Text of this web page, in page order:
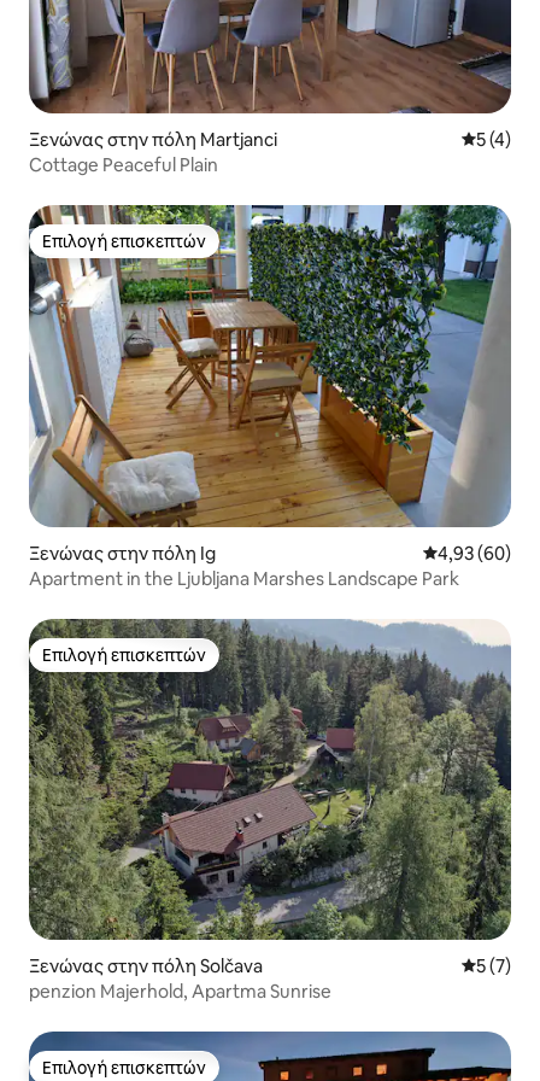
Ξενώνας στην πόλη Martjanci Μέση
5 (4)
Cottage Peaceful Plain
Επιλογή επισκεπτών
Επιλογή επισκεπτών
Ξενώνας στην πόλη Ig Μέση
4,93 (60)
Apartment in the Ljubljana Marshes Landscape Park
Επιλογή επισκεπτών
Επιλογή επισκεπτών
Ξενώνας στην πόλη Solčava Μέση
5 (7)
penzion Majerhold, Apartma Sunrise
Επιλογή επισκεπτών